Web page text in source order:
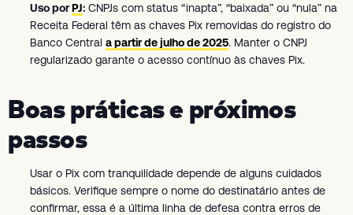
Uso porPJ: CNPJs com status “inapta”, “baixada” ou “nula” na
Receita Federal têm as chaves Pix removidas do registro do
Banco Central a partir de julho de 2025. Manter o CNPJ
regularizado garante o acesso contínuo às chaves Pix.
Boas práticas e próximos
passos
Usar o Pix com tranquilidade depende de alguns cuidados
básicos. Verifique sempre o nome do destinatário antes de
confirmar, essa é a última linha de defesa contra erros de